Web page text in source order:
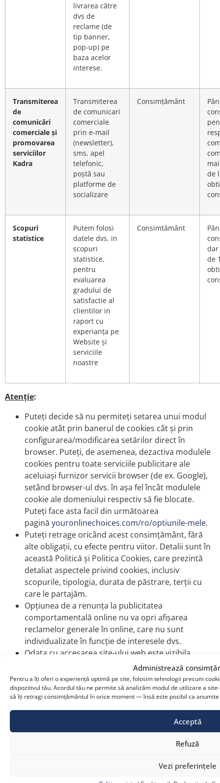
Administrează
Pentru a îți oferi o experiență optimă pe site, folosim tehnologii precum
dispozitivul tău. Acordul tău ne permite să analizăm modul de utilizare a
să îți retragi consimțământul în orice moment — însă este posibil ca
Acceptă
Refuză
Vezi preferințele
livrarea către
dvs de
reclame (de
tip banner,
pop-up) pe
baza acelor
interese.
Transmiterea
de
comunicări
comerciale și
promovarea
serviciilor
Kadra
Transmiterea
de comunicari
comerciale
prin e-mail
(newsletter),
sms, apel
telefonic,
poștă sau
platforme de
socializare
Consimțământ
de
Scopuri
statistice
Putem folosi
datele dvs. in
scopuri
statistice,
pentru
evaluarea
gradului de
satisfactie al
clientilor in
raport cu
experianța pe
Website și
serviciile
noastre
Consimtământ
de
Atenție:
Puteți decide să nu permiteți setarea unui modul
cookie atât prin banerul de cookies cât și prin
configurarea/modificarea setărilor direct în
browser. Puteți, de asemenea, dezactiva modulele
cookies pentru toate serviciile publicitare ale
aceluiași furnizor servicii browser (de ex. Google),
setând browser-ul dvs. în așa fel încât modulele
cookie ale domeniului respectiv să fie blocate.
Puteți face asta facil din următoarea
pagină youronlinechoices.com/ro/optiunile-mele.
Puteți retrage oricând acest consimțământ, fără
alte obligații, cu efecte pentru viitor. Detalii sunt în
această Politică și Politica Cookies, care prezintă
detaliat aspectele privind cookies, inclusiv
scopurile, tipologia, durata de păstrare, terții cu
care le partajăm.
Opțiunea de a renunța la publicitatea
comportamentală online nu va opri afișarea
reclamelor generale în online, care nu sunt
individualizate în funcție de interesele dvs.
Odata cu accesarea site-ului web este vizibila
optiunea Contact „Scrie-ne aici” sens in care,
pentru a obține informații cu privire la soluția pe
care o cauți este necesar sa apasati completezi
formularul disponibil.
Prin intermediul formularului vi se solicita sa
introduceti o serie de date despre dvs. care sa ne
permita sa va trimitem oferte si informatii
relevante, si aveți posibilitatea de a vă exprima